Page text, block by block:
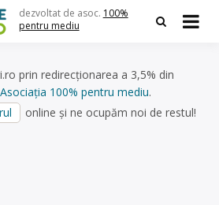
dezvoltat de asoc. 100%
pentru mediu
prin redirecționarea a 3,5% din
Asociația 100% pentru mediu.
online și ne ocupăm noi de restul!